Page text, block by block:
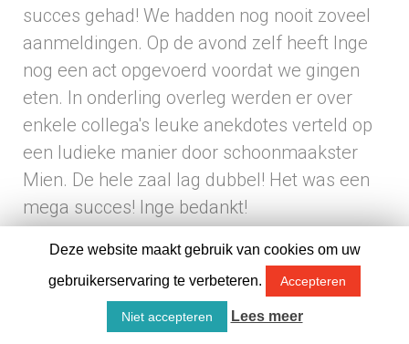
succes gehad! We hadden nog nooit zoveel
aanmeldingen. Op de avond zelf heeft Inge
nog een act opgevoerd voordat we gingen
eten. In onderling overleg werden er over
enkele collega's leuke anekdotes verteld op
een ludieke manier door schoonmaakster
Mien. De hele zaal lag dubbel! Het was een
mega succes! Inge bedankt!
Peter Baltusuit Lieren schreef op 4 oktober
2018om 14:06:
Beste Inge, tijdens ons golftoernooi heb je ons
kostelijk en hilarisch vermaakt met je
Deze website maakt gebruik van cookies om uw
gebruikerservaring te verbeteren.
Accepteren
Niet accepteren Lees meer